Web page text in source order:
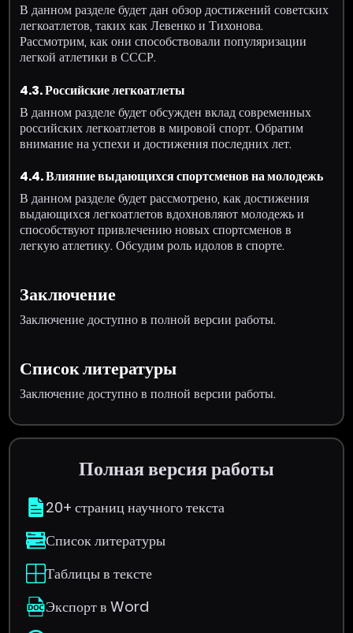
В данном разделе будет дан обзор достижений советских
легкоатлетов, таких как Левенко и Тихонова.
Рассмотрим, как они способствовали популяризации
легкой атлетики в СССР.
4.3. Российские легкоатлеты
В данном разделе будет обсужден вклад современных
российских легкоатлетов в мировой спорт. Обратим
внимание на успехи и достижения последних лет.
4.4. Влияние выдающихся спортсменов на молодежь
В данном разделе будет рассмотрено, как достижения
выдающихся легкоатлетов вдохновляют молодежь и
способствуют привлечению новых спортсменов в
легкую атлетику. Обсудим роль идолов в спорте.
Заключение
Заключение доступно в полной версии работы.
Список литературы
Заключение доступно в полной версии работы.
Полная версия работы
20+ страниц научного текста
Список литературы
Таблицы в тексте
Экспорт в Word